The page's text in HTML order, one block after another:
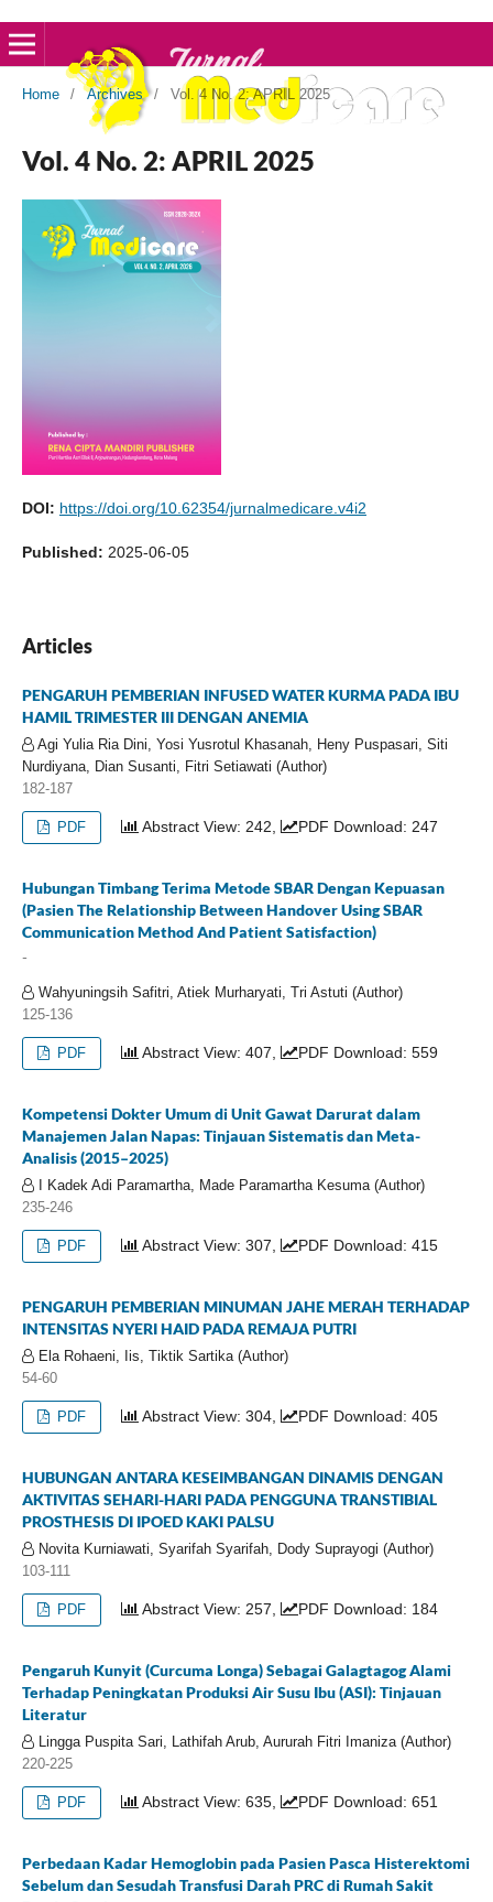
Home / Archives / Vol. 4 No. 2: APRIL 2025
Vol. 4 No. 2: APRIL 2025
DOI: https://doi.org/10.62354/jurnalmedicare.v4i2
Published: 2025-06-05
Articles
PENGARUH PEMBERIAN INFUSED WATER KURMA PADA IBU
HAMIL TRIMESTER III DENGAN ANEMIA
Agi Yulia Ria Dini, Yosi Yusrotul Khasanah, Heny Puspasari, Siti
Nurdiyana, Dian Susanti, Fitri Setiawati (Author)
182-187
PDF Abstract View: 242, PDF Download: 247
Hubungan Timbang Terima Metode SBAR Dengan Kepuasan
(Pasien The Relationship Between Handover Using SBAR
Communication Method And Patient Satisfaction)
-
Wahyuningsih Safitri, Atiek Murharyati, Tri Astuti (Author)
125-136
PDF Abstract View: 407, PDF Download: 559
Kompetensi Dokter Umum di Unit Gawat Darurat dalam
Manajemen Jalan Napas: Tinjauan Sistematis dan Meta-
Analisis (2015–2025)
I Kadek Adi Paramartha, Made Paramartha Kesuma (Author)
235-246
PDF Abstract View: 307, PDF Download: 415
PENGARUH PEMBERIAN MINUMAN JAHE MERAH TERHADAP
INTENSITAS NYERI HAID PADA REMAJA PUTRI
Ela Rohaeni, Iis, Tiktik Sartika (Author)
54-60
PDF Abstract View: 304, PDF Download: 405
HUBUNGAN ANTARA KESEIMBANGAN DINAMIS DENGAN
AKTIVITAS SEHARI-HARI PADA PENGGUNA TRANSTIBIAL
PROSTHESIS DI IPOED KAKI PALSU
Novita Kurniawati, Syarifah Syarifah, Dody Suprayogi (Author)
103-111
PDF Abstract View: 257, PDF Download: 184
Pengaruh Kunyit (Curcuma Longa) Sebagai Galagtagog Alami
Terhadap Peningkatan Produksi Air Susu Ibu (ASI): Tinjauan
Literatur
Lingga Puspita Sari, Lathifah Arub, Aururah Fitri Imaniza (Author)
220-225
PDF Abstract View: 635, PDF Download: 651
Perbedaan Kadar Hemoglobin pada Pasien Pasca Histerektomi
Sebelum dan Sesudah Transfusi Darah PRC di Rumah Sakit